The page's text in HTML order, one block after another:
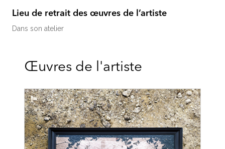
Lieu de retrait des œuvres de l’artiste
Dans son atelier
Œuvres de l'artiste